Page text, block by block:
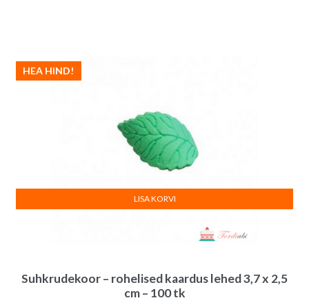
Suhkrudekoor – rohelised kaardus lehed 3,7 x 2,5
cm – 100 tk
HEA HIND!
LISA KORVI